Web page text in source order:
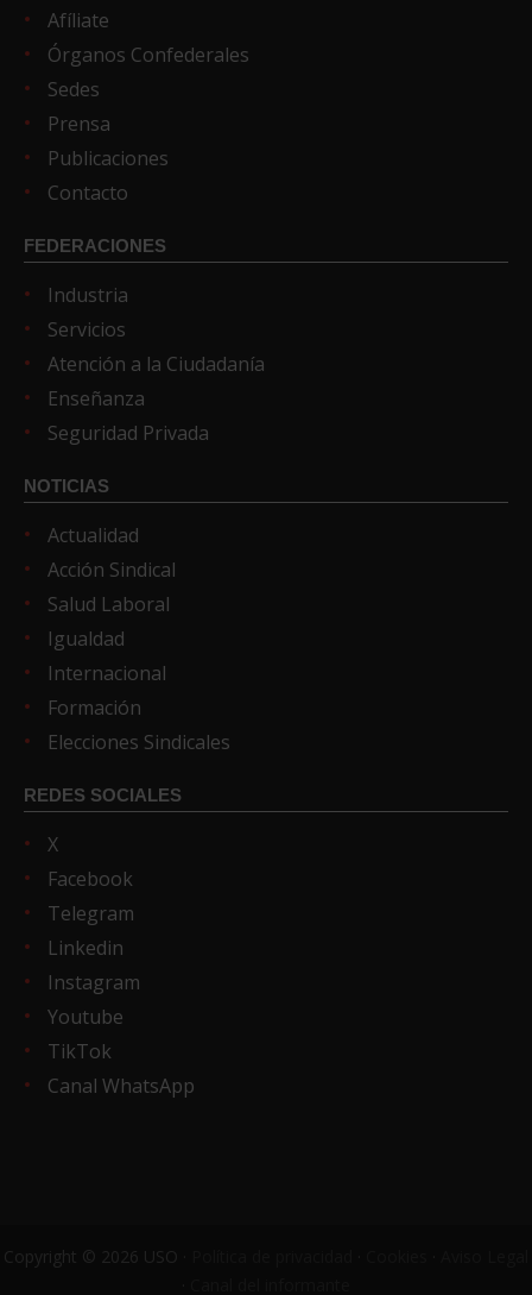
Afíliate
Órganos Confederales
Sedes
Prensa
Publicaciones
Contacto
FEDERACIONES
Industria
Servicios
Atención a la Ciudadanía
Enseñanza
Seguridad Privada
NOTICIAS
Actualidad
Acción Sindical
Salud Laboral
Igualdad
Internacional
Formación
Elecciones Sindicales
REDES SOCIALES
X
Facebook
Telegram
Linkedin
Instagram
Youtube
TikTok
Canal WhatsApp
Copyright © 2026 USO ·